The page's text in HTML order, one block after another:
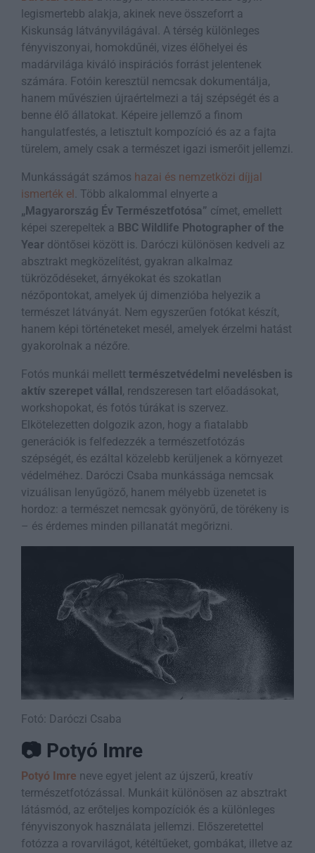
legismertebb alakja, akinek neve összeforrt a
Kiskunság látványvilágával. A térség különleges
fényviszonyai, homokdűnéi, vizes élőhelyei és
madárvilága kiváló inspirációs forrást jelentenek
számára. Fotóin keresztül nemcsak dokumentálja,
hanem művészien újraértelmezi a táj szépségét és a
benne élő állatokat. Képeire jellemző a finom
hangulatfestés, a letisztult kompozíció és az a fajta
türelem, amely csak a természet igazi ismerőit jellemzi.
Munkásságát számos hazai és nemzetközi díjjal
ismerték el. Több alkalommal elnyerte a
„Magyarország Év Természetfotósa” címet, emellett
képei szerepeltek a BBC Wildlife Photographer of the
Year döntősei között is. Daróczi különösen kedveli az
absztrakt megközelítést, gyakran alkalmaz
tükröződéseket, árnyékokat és szokatlan
nézőpontokat, amelyek új dimenzióba helyezik a
természet látványát. Nem egyszerűen fotókat készít,
hanem képi történeteket mesél, amelyek érzelmi hatást
gyakorolnak a nézőre.
Fotós munkái mellett természetvédelmi nevelésben is
aktív szerepet vállal, rendszeresen tart előadásokat,
workshopokat, és fotós túrákat is szervez.
Elkötelezetten dolgozik azon, hogy a fiatalabb
generációk is felfedezzék a természetfotózás
szépségét, és ezáltal közelebb kerüljenek a környezet
védelméhez. Daróczi Csaba munkássága nemcsak
vizuálisan lenyűgöző, hanem mélyebb üzenetet is
hordoz: a természet nemcsak gyönyörű, de törékeny is
– és érdemes minden pillanatát megőrizni.
Fotó: Daróczi Csaba
📷 Potyó Imre
Potyó Imre neve egyet jelent az újszerű, kreatív
természetfotózással. Munkáit különösen az absztrakt
látásmód, az erőteljes kompozíciók és a különleges
fényviszonyok használata jellemzi. Előszeretettel
fotózza a rovarvilágot, kétéltűeket, gombákat, illetve az